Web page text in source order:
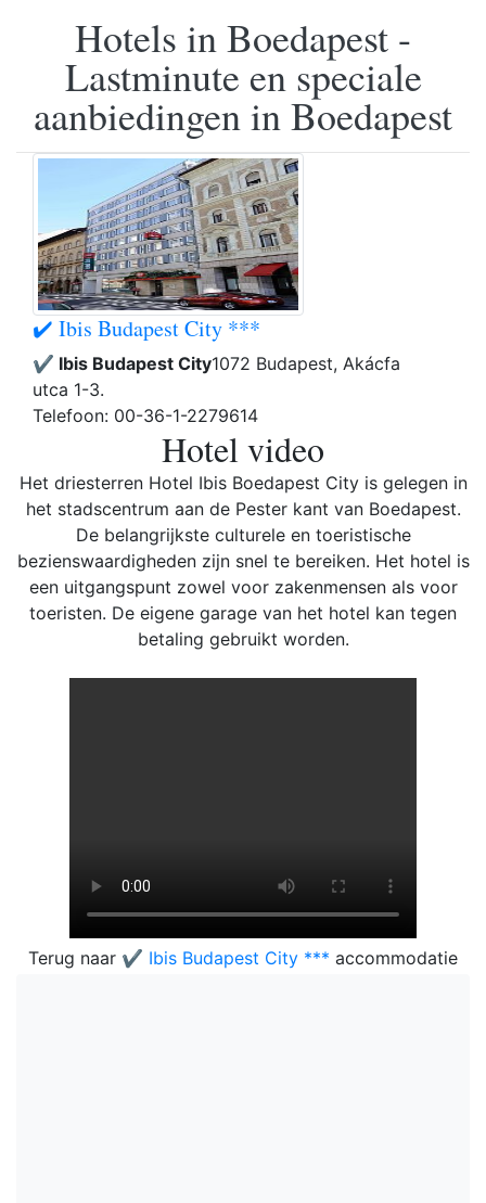
Hotels in Boedapest -
Lastminute en speciale
aanbiedingen in Boedapest
✔️ Ibis Budapest City ***
✔️ Ibis Budapest City1072 Budapest, Akácfa
utca 1-3.
Telefoon: 00-36-1-2279614
Hotel video
Het driesterren Hotel Ibis Boedapest City is gelegen in
het stadscentrum aan de Pester kant van Boedapest.
De belangrijkste culturele en toeristische
bezienswaardigheden zijn snel te bereiken. Het hotel is
een uitgangspunt zowel voor zakenmensen als voor
toeristen. De eigene garage van het hotel kan tegen
betaling gebruikt worden.
Terug naar ✔️ Ibis Budapest City *** accommodatie